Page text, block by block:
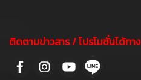
ติดตามข่าวสาร / โปรโมชั่นได้ทาง